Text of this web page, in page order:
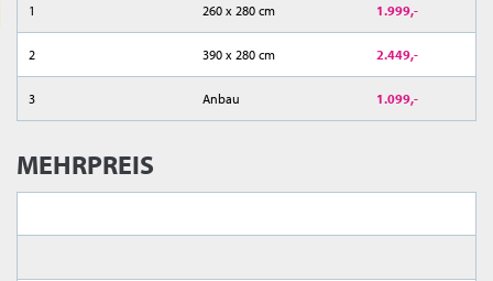
1 260 x 280 cm 1.999,-
2 390 x 280 cm 2.449,-
3 Anbau 1.099,-
MEHRPREIS